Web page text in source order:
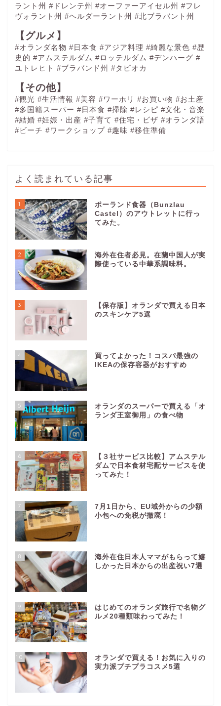
ラント州 #ドレンテ州 #オーファーアイセル州 #フレ
ヴォラント州 #ヘルダーラント州 #北ブラバント州
【グルメ】
#オランダ名物 #日本食 #アジア料理 #綺麗な景色 #歴
史的 #アムステルダム #ロッテルダム #デンハーグ #
ユトレヒト #ブラバンド州 #タピオカ
【その他】
#観光 #生活情報 #美容 #ワーホリ #お買い物 #お土産
#多国籍スーパー #日本食 #掃除 #レシピ #文化・音楽
#結婚 #妊娠・出産 #子育て #住宅・ビザ #オランダ語
#ビーチ #ワークショップ #趣味 #移住準備
よく読まれている記事
1
ポーランド食器（Bunzlau
Castel）のアウトレットに行っ
てみた。
2
海外在住者必見。在蘭中国人が実
際使っている中華系調味料。
3
【保存版】オランダで買える日本
のスキンケア5選
4
買ってよかった！コスパ最強の
IKEAの保存容器がおすすめ
5
オランダのスーパーで買える「オ
ランダ王室御用」の食べ物
6
【３社サービス比較】アムステル
ダムで日本食材宅配サービスを使
ってみた！
7
7月1日から、EU域外からの少額
小包への免税が撤廃！
8
海外在住日本人ママがもらって嬉
しかった日本からの出産祝い7選
9
はじめてのオランダ旅行で名物グ
ルメ20種類味わってみた！
10
オランダで買える！お気に入りの
実力派プチプラコスメ5選